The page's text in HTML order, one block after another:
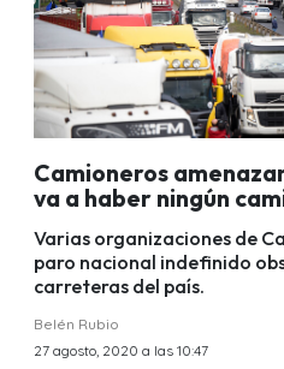
Camioneros
va a haber ningún
Varias organizaciones de
paro nacional indefinido
carreteras del país.
Belén Rubio
27 agosto, 2020 a las 10:47